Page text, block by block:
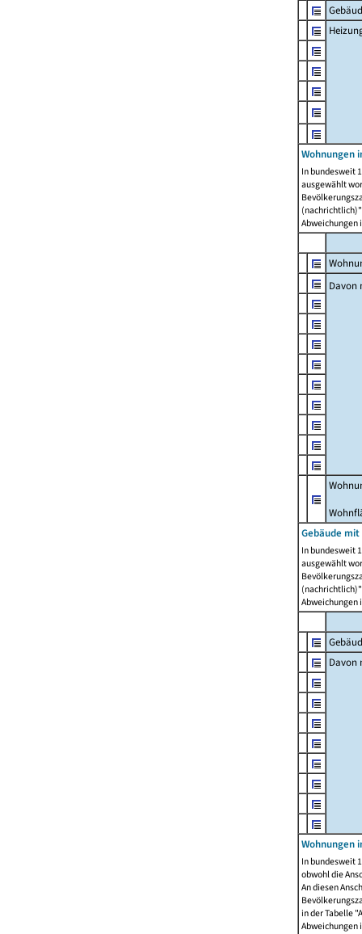
Wohnungen
In bundesweit
ausgewählt
Abweichungen
Davon
Gebäude
In bundesweit
ausgewählt
Abweichungen
Davon
Wohnungen
In bundesweit
obwohl die
An diesen
in der Tabelle
Abweichungen